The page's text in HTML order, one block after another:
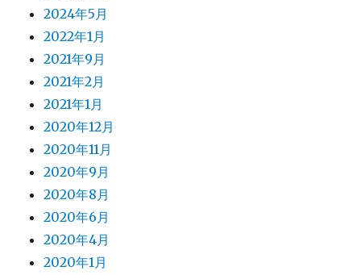
2024年5月
2022年1月
2021年9月
2021年2月
2021年1月
2020年12月
2020年11月
2020年9月
2020年8月
2020年6月
2020年4月
2020年1月